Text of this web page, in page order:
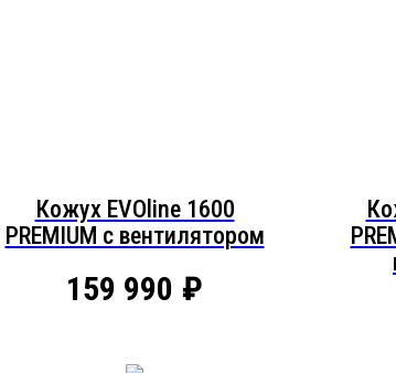
Кожух EVOline 1600
PREMIUM c вентилятором
159 990 ₽